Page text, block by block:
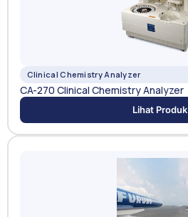
Clinical Chemistry Analyzer
CA-270 Clinical Chemistry Analyzer
Lihat Produk